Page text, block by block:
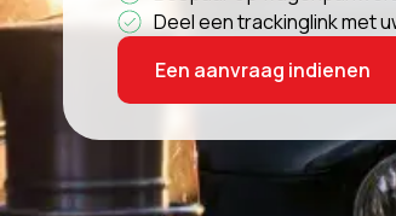
Deel een trackinglink met
Een aanvraag indienen